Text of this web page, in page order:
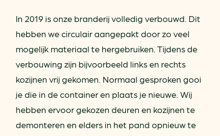
In 2019 is onze branderij volledig verbouwd. Dit
hebben we circulair aangepakt door zo veel
mogelijk materiaal te hergebruiken. Tijdens de
verbouwing zijn bijvoorbeeld links en rechts
kozijnen vrij gekomen. Normaal gesproken gooi
je die in de container en plaats je nieuwe. Wij
hebben ervoor gekozen deuren en kozijnen te
demonteren en elders in het pand opnieuw te